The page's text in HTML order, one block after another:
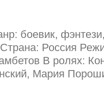
боевик,
Россия
В ролях:
Мария